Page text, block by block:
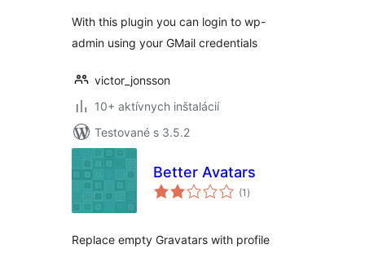
With this plugin you can login to wp-
admin using your GMail credentials
victor_jonsson
10+ aktívnych inštalácií
Testované s 3.5.2
Better Avatars
(1 celkové
hodnotenie
)
Replace empty Gravatars with profile